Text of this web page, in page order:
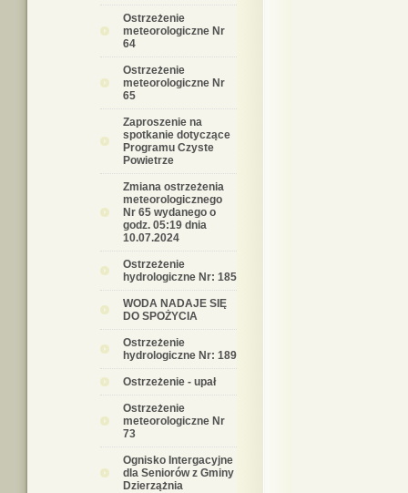
Ostrzeżenie
meteorologiczne Nr
64
Ostrzeżenie
meteorologiczne Nr
65
Zaproszenie na
spotkanie dotyczące
Programu Czyste
Powietrze
Zmiana ostrzeżenia
meteorologicznego
Nr 65 wydanego o
godz. 05:19 dnia
10.07.2024
Ostrzeżenie
hydrologiczne Nr: 185
WODA NADAJE SIĘ
DO SPOŻYCIA
Ostrzeżenie
hydrologiczne Nr: 189
Ostrzeżenie - upał
Ostrzeżenie
meteorologiczne Nr
73
Ognisko Intergacyjne
dla Seniorów z Gminy
Dzierzążnia